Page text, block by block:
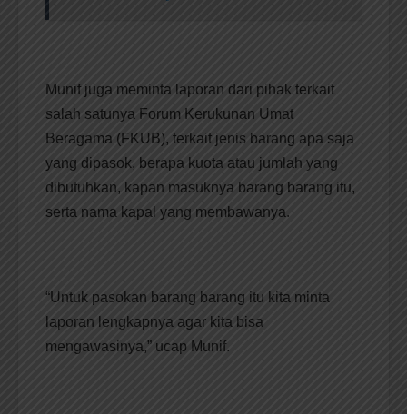
Munif juga meminta laporan dari pihak terkait
salah satunya Forum Kerukunan Umat
Beragama (FKUB), terkait jenis barang apa saja
yang dipasok, berapa kuota atau jumlah yang
dibutuhkan, kapan masuknya barang barang itu,
serta nama kapal yang membawanya.
“Untuk pasokan barang barang itu kita minta
laporan lengkapnya agar kita bisa
mengawasinya,” ucap Munif.